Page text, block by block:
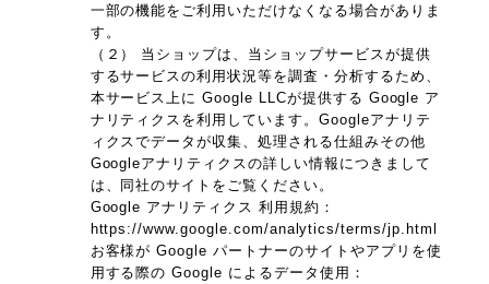
一部の機能をご利用いただけなくなる場合がありま
す。
（２） 当ショップは、当ショップサービスが提供
するサービスの利用状況等を調査・分析するため、
本サービス上に Google LLCが提供する Google ア
ナリティクスを利用しています。Googleアナリテ
ィクスでデータが収集、処理される仕組みその他
Googleアナリティクスの詳しい情報につきまして
は、同社のサイトをご覧ください。
Google アナリティクス 利用規約：
https://www.google.com/analytics/terms/jp.html
お客様が Google パートナーのサイトやアプリを使
用する際の Google によるデータ使用：